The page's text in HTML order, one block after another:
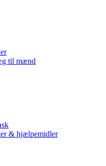
til mænd
& hjælpemidler